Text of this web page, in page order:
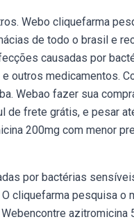
Webo cliquefarma
de todo o brasil e
causadas por
outros medicamentos.
Webao fazer sua
frete grátis, e pesar
200mg com menor
por bactérias
cliquefarma pesquisa o
azitromicina